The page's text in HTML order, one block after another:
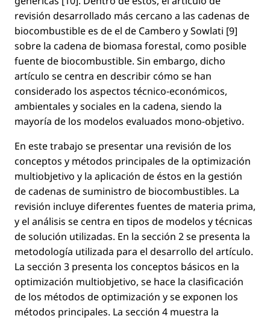
revisión desarrollado más cercano a las cadenas de
biocombustible es de el de Cambero y Sowlati [9]
sobre la cadena de biomasa forestal, como posible
fuente de biocombustible. Sin embargo, dicho
artículo se centra en describir cómo se han
considerado los aspectos técnico-económicos,
ambientales y sociales en la cadena, siendo la
mayoría de los modelos evaluados mono-objetivo.
En este trabajo se presentar una revisión de los
conceptos y métodos principales de la optimización
multiobjetivo y la aplicación de éstos en la gestión
de cadenas de suministro de biocombustibles. La
revisión incluye diferentes fuentes de materia prima,
y el análisis se centra en tipos de modelos y técnicas
de solución utilizadas. En la sección 2 se presenta la
metodología utilizada para el desarrollo del artículo.
La sección 3 presenta los conceptos básicos en la
optimización multiobjetivo, se hace la clasiﬁcación
de los métodos de optimización y se exponen los
métodos principales. La sección 4 muestra la